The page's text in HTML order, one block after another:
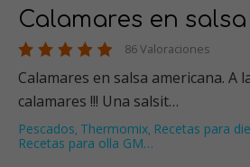
Calamares en
86 Valoraciones
Calamares en salsa americana. A
calamares !!! Una salsit…
Pescados, Thermomix, Recetas para
Recetas para olla GM…